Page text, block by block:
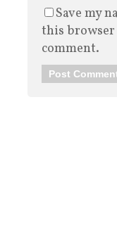
Save my
this
comment.